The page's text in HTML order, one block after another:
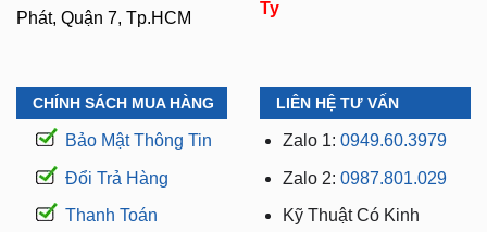
Phát, Quận 7, Tp.HCM
Ty
CHÍNH SÁCH MUA HÀNG
Bảo Mật Thông Tin
Đổi Trả Hàng
Thanh Toán
LIÊN HỆ TƯ VẤN
Zalo 1: 0949.60.3979
Zalo 2: 0987.801.029
Kỹ Thuật Có Kinh